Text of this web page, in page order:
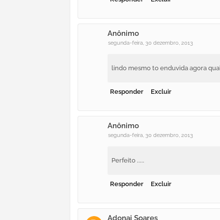
Anônimo
segunda-feira, 30 dezembro, 2013
lindo mesmo to enduvida agora
Responder Excluir
Anônimo
segunda-feira, 30 dezembro, 2013
Perfeito .....
Responder Excluir
Adonai Soares